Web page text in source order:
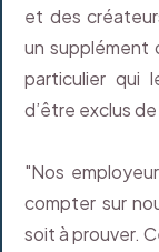
et des
un supplément
particulier qui
d’être exclus
"Nos
compter sur
soit à prouver.